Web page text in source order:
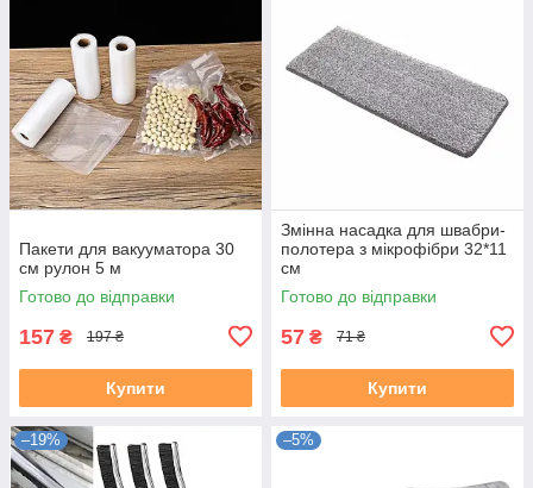
Пакети для вакууматора 30
см рулон 5 м
Готово до відправки
157 ₴ 197 ₴
Купити
Змінна насадка для швабри-
полотера з мікрофібри 32*11
см
Готово до відправки
57 ₴ 71 ₴
Купити
–19% –5%